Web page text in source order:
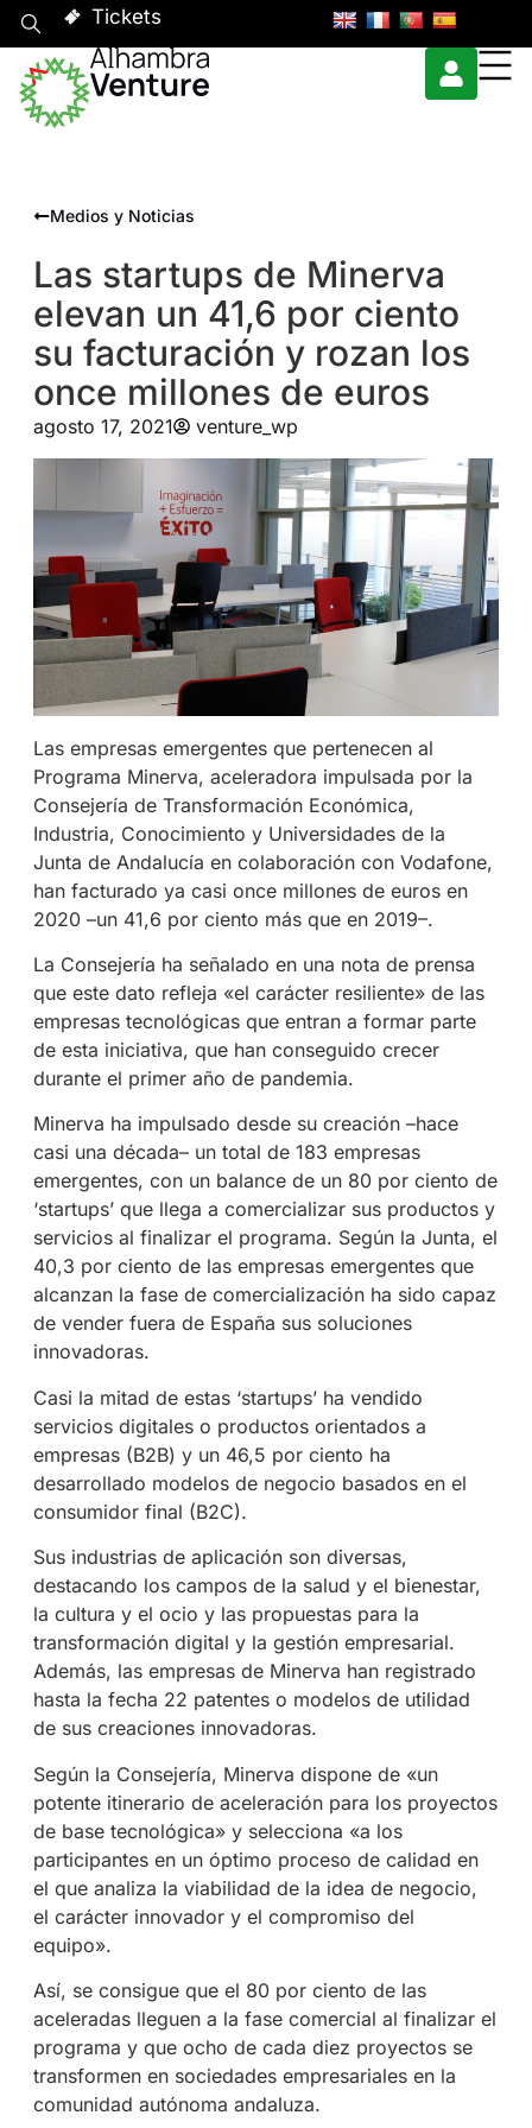
Tickets
Medios y Noticias
Las startups de Minerva
elevan un 41,6 por ciento
su facturación y rozan los
once millones de euros
agosto 17, 2021 venture_wp
Las empresas emergentes que pertenecen al
Programa Minerva, aceleradora impulsada por la
Consejería de Transformación Económica,
Industria, Conocimiento y Universidades de la
Junta de Andalucía en colaboración con Vodafone,
han facturado ya casi once millones de euros en
2020 –un 41,6 por ciento más que en 2019–.
La Consejería ha señalado en una nota de prensa
que este dato refleja «el carácter resiliente» de las
empresas tecnológicas que entran a formar parte
de esta iniciativa, que han conseguido crecer
durante el primer año de pandemia.
Minerva ha impulsado desde su creación –hace
casi una década– un total de 183 empresas
emergentes, con un balance de un 80 por ciento de
‘startups’ que llega a comercializar sus productos y
servicios al finalizar el programa. Según la Junta, el
40,3 por ciento de las empresas emergentes que
alcanzan la fase de comercialización ha sido capaz
de vender fuera de España sus soluciones
innovadoras.
Casi la mitad de estas ‘startups’ ha vendido
servicios digitales o productos orientados a
empresas (B2B) y un 46,5 por ciento ha
desarrollado modelos de negocio basados en el
consumidor final (B2C).
Sus industrias de aplicación son diversas,
destacando los campos de la salud y el bienestar,
la cultura y el ocio y las propuestas para la
transformación digital y la gestión empresarial.
Además, las empresas de Minerva han registrado
hasta la fecha 22 patentes o modelos de utilidad
de sus creaciones innovadoras.
Según la Consejería, Minerva dispone de «un
potente itinerario de aceleración para los proyectos
de base tecnológica» y selecciona «a los
participantes en un óptimo proceso de calidad en
el que analiza la viabilidad de la idea de negocio,
el carácter innovador y el compromiso del
equipo».
Así, se consigue que el 80 por ciento de las
aceleradas lleguen a la fase comercial al finalizar el
programa y que ocho de cada diez proyectos se
transformen en sociedades empresariales en la
comunidad autónoma andaluza.